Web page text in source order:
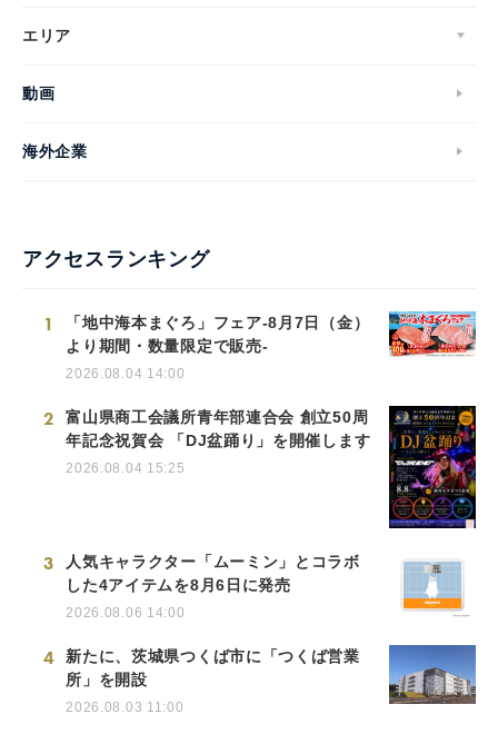
エリア
動画
海外企業
アクセスランキング
1
「地中海本まぐろ」フェア-8月7日（金）
より期間・数量限定で販売-
2026.08.04 14:00
2
富山県商工会議所青年部連合会 創立50周
年記念祝賀会 「DJ盆踊り」を開催します
2026.08.04 15:25
3
人気キャラクター「ムーミン」とコラボ
した4アイテムを8月6日に発売
2026.08.06 14:00
4
新たに、茨城県つくば市に「つくば営業
所」を開設
2026.08.03 11:00